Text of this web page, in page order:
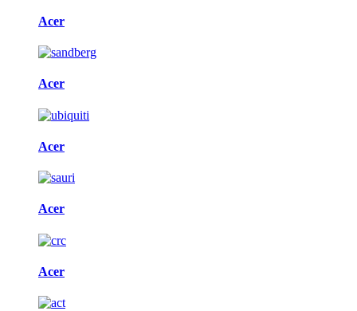
Acer
Acer
Acer
Acer
Acer